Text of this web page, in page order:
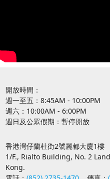
開放時間：
週一至五：8:45AM - 10:00PM
週六：10:00AM - 6:00PM
週日及公眾假期：暫停開放
香港灣仔蘭杜街2號麗都大廈1樓
1/F., Rialto Building, No. 2
Kong.